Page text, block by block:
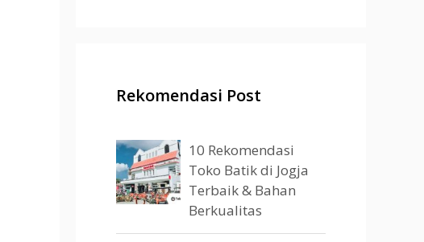
Rekomendasi Post
10 Rekomendasi
Toko Batik di Jogja
Terbaik & Bahan
Berkualitas